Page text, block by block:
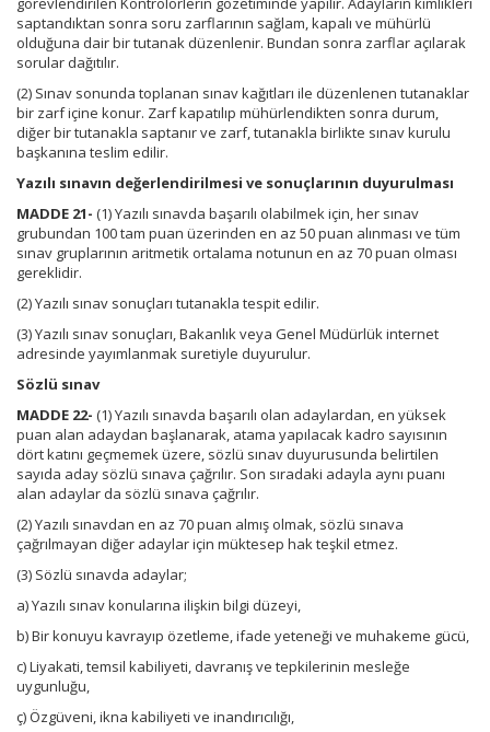
saptandıktan sonra soru zarflarının sağlam, kapalı ve mühürlü
olduğuna dair bir tutanak düzenlenir. Bundan sonra zarflar açılarak
sorular dağıtılır.
(2) Sınav sonunda toplanan sınav kağıtları ile düzenlenen tutanaklar
bir zarf içine konur. Zarf kapatılıp mühürlendikten sonra durum,
diğer bir tutanakla saptanır ve zarf, tutanakla birlikte sınav kurulu
başkanına teslim edilir.
Yazılı sınavın değerlendirilmesi ve sonuçlarının duyurulması
MADDE 21- (1) Yazılı sınavda başarılı olabilmek için, her sınav
grubundan 100 tam puan üzerinden en az 50 puan alınması ve tüm
sınav gruplarının aritmetik ortalama notunun en az 70 puan olması
gereklidir.
(2) Yazılı sınav sonuçları tutanakla tespit edilir.
(3) Yazılı sınav sonuçları, Bakanlık veya Genel Müdürlük internet
adresinde yayımlanmak suretiyle duyurulur.
Sözlü sınav
MADDE 22- (1) Yazılı sınavda başarılı olan adaylardan, en yüksek
puan alan adaydan başlanarak, atama yapılacak kadro sayısının
dört katını geçmemek üzere, sözlü sınav duyurusunda belirtilen
sayıda aday sözlü sınava çağrılır. Son sıradaki adayla aynı puanı
alan adaylar da sözlü sınava çağrılır.
(2) Yazılı sınavdan en az 70 puan almış olmak, sözlü sınava
çağrılmayan diğer adaylar için müktesep hak teşkil etmez.
(3) Sözlü sınavda adaylar;
a) Yazılı sınav konularına ilişkin bilgi düzeyi,
b) Bir konuyu kavrayıp özetleme, ifade yeteneği ve muhakeme gücü,
c) Liyakati, temsil kabiliyeti, davranış ve tepkilerinin mesleğe
uygunluğu,
ç) Özgüveni, ikna kabiliyeti ve inandırıcılığı,